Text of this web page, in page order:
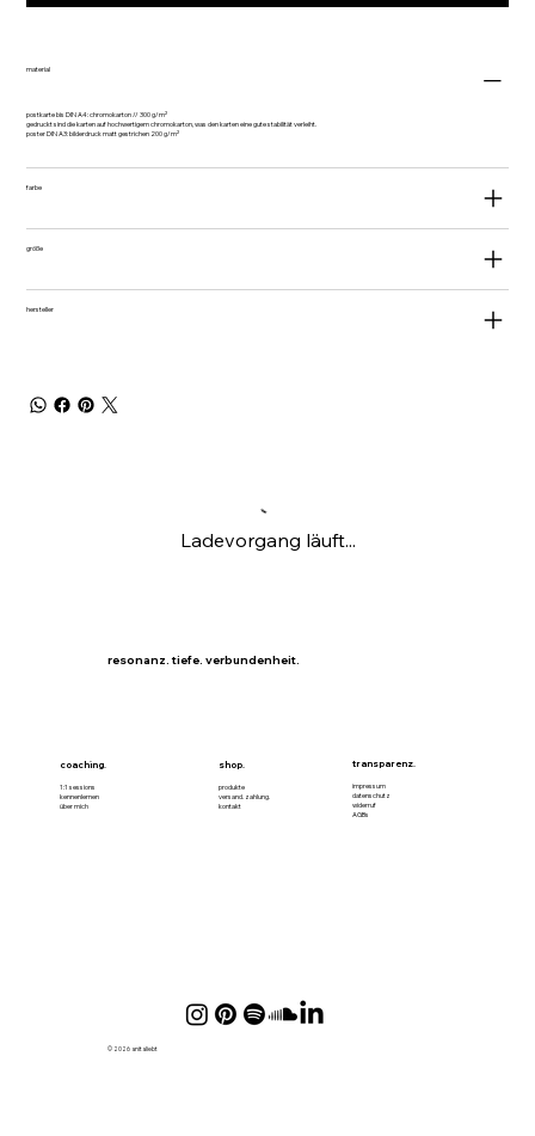
material
postkarte bis DIN A4: chromokarton // 300 g/m²
gedruckt sind die karten auf hochwertigem chromokarton, was den karten eine gute stabilität verleiht.
poster DIN A3: bilderdruck matt gestrichen 200 g/m²
farbe
größe
hersteller
Ladevorgang läuft...
resonanz. tiefe. verbundenheit.
coaching.
1:1 sessions
kennenlernen
über mich
shop.
produkte
versand. zahlung.
kontakt
transparenz.
impressum
datenschutz
widerruf
AGBs
© 2026 anitaliebt